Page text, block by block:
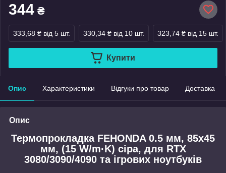
344 ₴
333,68 ₴ від 5 шт. 330,34 ₴ від 10 шт. 323,74 ₴ від 15 шт.
Купити
Опис Характеристики Відгуки про товар Доставка
Опис
Термопрокладка FEHONDA 0.5 мм, 85x45
мм, (15 W/m·K) сіра, для RTX
3080/3090/4090 та ігрових ноутбуків